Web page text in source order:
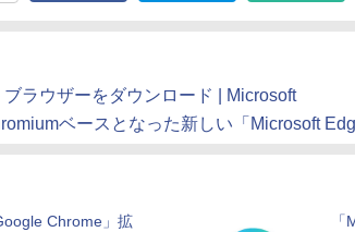
ラウザーをダウンロード | Microsoft
ベースとなった新しい「Microsoft
Chrome」拡